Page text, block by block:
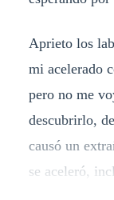
Aprieto los
mi acelerado
pero no me
descubrirlo,
causó un
se aceleró,